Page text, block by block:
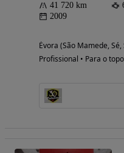
41 720 km
2009
Évora (São Mamede,
Profissional • Para o topo